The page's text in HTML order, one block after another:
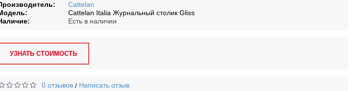
Cattelan
Cattelan Italia Журнальный столик Gliss
Есть в наличии
УЗНАТЬ СТОИМОСТЬ
0 отзывов / Написать отзыв